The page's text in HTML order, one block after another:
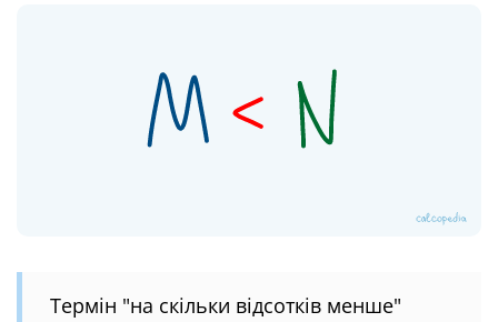
Термін "на скільки відсотків менше"